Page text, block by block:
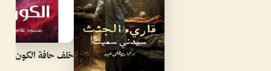
خلف حافة الكون